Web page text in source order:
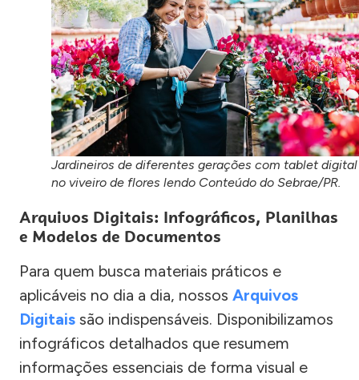
Jardineiros de diferentes gerações com tablet digital
no viveiro de flores lendo Conteúdo do Sebrae/PR.
Arquivos Digitais: Infográficos, Planilhas
e Modelos de Documentos
Para quem busca materiais práticos e
aplicáveis no dia a dia, nossos Arquivos
Digitais são indispensáveis. Disponibilizamos
infográficos detalhados que resumem
informações essenciais de forma visual e